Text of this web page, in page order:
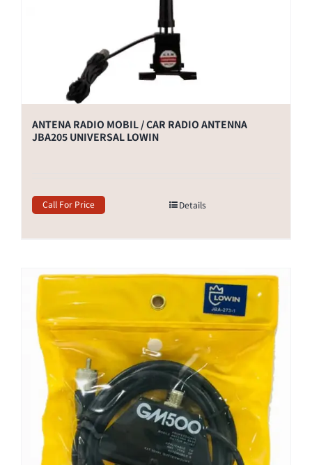
ANTENA RADIO MOBIL / CAR RADIO ANTENNA
JBA205 UNIVERSAL LOWIN
Call For Price Details